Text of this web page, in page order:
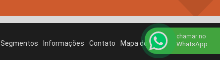
Segmentos Informações Contato Mapa do site
chamar no
WhatsApp